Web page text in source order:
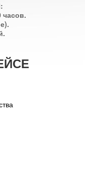
часов.